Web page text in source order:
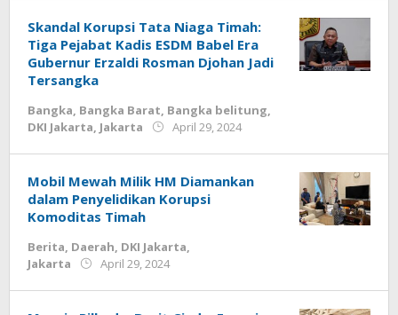
Skandal Korupsi Tata Niaga Timah:
Tiga Pejabat Kadis ESDM Babel Era
Gubernur Erzaldi Rosman Djohan Jadi
Tersangka
Bangka, Bangka Barat, Bangka belitung,
DKI Jakarta, Jakarta April 29, 2024
Mobil Mewah Milik HM Diamankan
dalam Penyelidikan Korupsi
Komoditas Timah
Berita, Daerah, DKI Jakarta,
Jakarta
April 29, 2024